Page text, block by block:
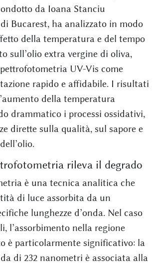
da Ioana Stanciu
Bucarest, ha analizzato in modo
della temperatura e del tempo
sull’olio extra vergine di oliva,
UV-Vis come
rapido e affidabile. I risultati
della temperatura
drammatico i processi ossidativi,
dirette sulla qualità, sul sapore e
rileva il degrado
è una tecnica analitica che
di luce assorbita da un
lunghezze d’onda. Nel caso
l’assorbimento nella regione
è particolarmente significativo: la
di 232 nanometri è associata alla